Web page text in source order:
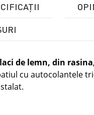
de lemn, din
cu autocolantele